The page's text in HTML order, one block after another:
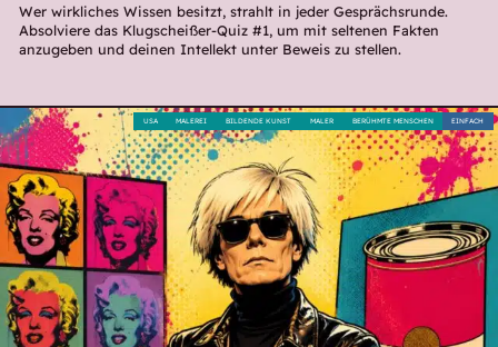
Wer wirkliches Wissen besitzt, strahlt in jeder Gesprächsrunde.
Absolviere das Klugscheißer-Quiz #1, um mit seltenen Fakten
anzugeben und deinen Intellekt unter Beweis zu stellen.
EINFACH
BERÜHMTE MENSCHEN
MALER
BILDENDE KUNST
MALEREI
USA